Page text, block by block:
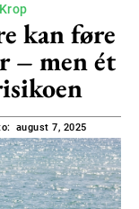
Krop
kan føre
– men ét
august 7, 2025